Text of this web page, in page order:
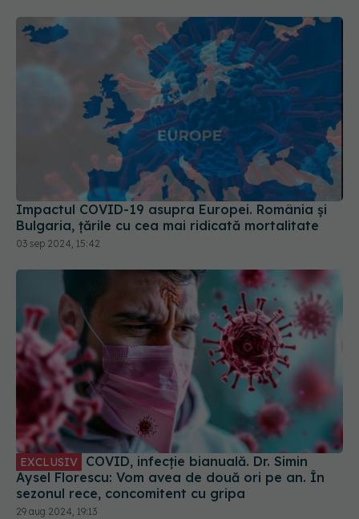
Impactul COVID-19 asupra Europei. România și
Bulgaria, țările cu cea mai ridicată mortalitate
03 sep 2024, 15:42
EXCLUSIV COVID, infecție bianuală. Dr. Simin
Aysel Florescu: Vom avea de două ori pe an. În
sezonul rece, concomitent cu gripa
29 aug 2024, 19:13